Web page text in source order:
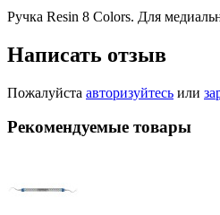
Ручка Resin 8 Colors. Для
Написать отзыв
Пожалуйста авторизуйтесь или
Рекомендуемые товары